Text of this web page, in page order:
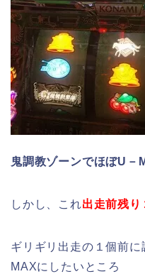
鬼調教ゾーンでほぼU－
しかし、これ出走前残り
ギリギリ出走の１個前
MAXにしたいところ